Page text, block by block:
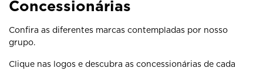
Concessionárias
Confira as diferentes marcas contempladas por nosso
grupo.
Clique nas logos e descubra as concessionárias de cada